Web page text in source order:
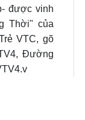
được vinh
Thời" của
VTC, gõ
Đường